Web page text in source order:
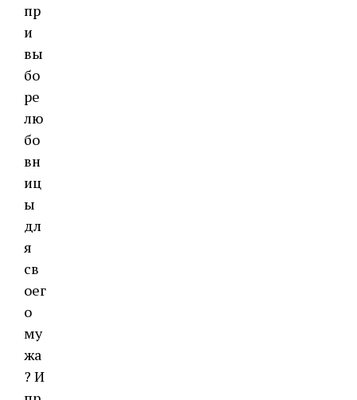
пр
и
вы
бо
ре
лю
бо
вн
иц
ы
дл
я
св
оег
о
му
жа
? И